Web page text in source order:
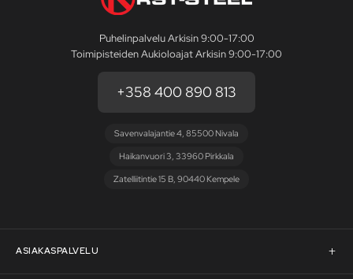
Puhelinpalvelu Arkisin 9:00-17:00
Toimipisteiden Aukioloajat Arkisin 9:00-17:00
+358 400 890 813
Savenvalajantie 4, 85500 Nivala
Haikanvuori 3, 33960 Pirkkala
Zatelliitintie 15 B, 90440 Kempele
ASIAKASPALVELU